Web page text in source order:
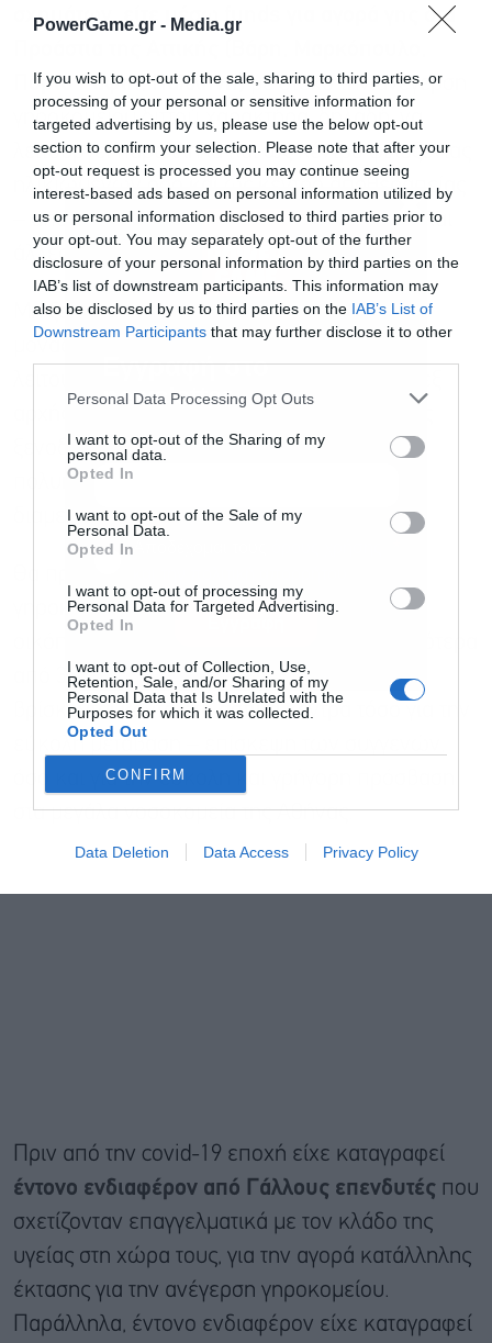
PowerGame.gr - Media.gr
If you wish to opt-out of the sale, sharing to third parties, or
processing of your personal or sensitive information for
targeted advertising by us, please use the below opt-out
section to confirm your selection. Please note that after your
opt-out request is processed you may continue seeing
interest-based ads based on personal information utilized by
us or personal information disclosed to third parties prior to
your opt-out. You may separately opt-out of the further
disclosure of your personal information by third parties on the
IAB’s list of downstream participants. This information may
also be disclosed by us to third parties on the IAB’s List of
Downstream Participants that may further disclose it to other
Personal Data Processing Opt Outs
I want to opt-out of the Sharing of my
personal data.
Opted In
I want to opt-out of the Sale of my
Personal Data.
Opted In
I want to opt-out of processing my
Personal Data for Targeted Advertising.
Opted In
I want to opt-out of Collection, Use,
Retention, Sale, and/or Sharing of my
Personal Data that Is Unrelated with the
Purposes for which it was collected.
Opted Out
CONFIRM
Data Deletion Data Access Privacy Policy
σχημάτων, είτε μέσω funds για αγορά γης στα
Πόρτο Ράφτη, Παλλήνη)με στόχο την ανέγερση
γηροκομείου διττού χαρακτήρα, δηλαδή, να
λειτουργεί παράλληλα και ως κέντρο φιλοξενίας
ηλικιωμένων όσο και ως κέντρο αποθεραπείας
– αποκατάστασης μετά από ορθοπεδικές ή/και
άλλες επεμβάσεις.
Μη ξεχνάμε ότι το μεγαλύτερο μέρος των
μονάδων φροντίδας ηλικιωμένων που
αρχής για γηροκομεία αλλά προϋπήρχαν ως
ξενοδοχειακές μονάδες ή αυτοτελή
πολυκατοικίες που λόγω της
διαμερισματοποίησης διευκόλυναν.
γηροκομεία επικεντρώνονται κυρίως σε
από 3.000τμ. Αναζητούν περιοχές που
βρίσκονται κοντά στα αστικά κέντρα τόσο για την
εύκολη μετάβαση – επίσκεψη των συγγενών,
όσο και για την εύκολη και γρήγορη πρόσβαση
στα μεγάλα νοσοκομεία της Αθήνας.
Πριν από την covid-19 εποχή είχε καταγραφεί
έντονο ενδιαφέρον από Γάλλους επενδυτές που
σχετίζονταν επαγγελματικά με τον κλάδο της
υγείας στη χώρα τους, για την αγορά κατάλληλης
έκτασης για την ανέγερση γηροκομείου.
Παράλληλα, έντονο ενδιαφέρον είχε καταγραφεί
Εγγραφή στο
newsletter
Αποδέχομαι τους